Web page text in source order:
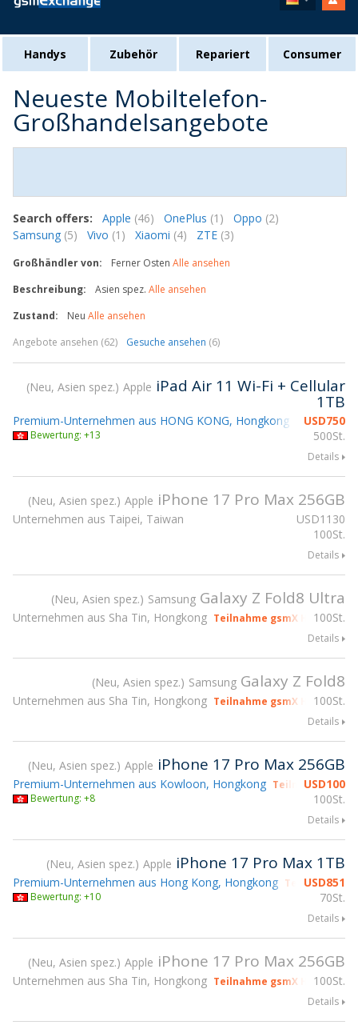
Handys Zubehör Repariert Consumer
Neueste Mobiltelefon-
Großhandelsangebote
Search offers: Apple (46) OnePlus (1) Oppo (2)
Samsung (5) Vivo (1) Xiaomi (4) ZTE (3)
Großhändler von: Ferner Osten Alle ansehen
Beschreibung:
Asien spez. Alle ansehen
Zustand:
Neu Alle ansehen
Angebote ansehen (62)
Gesuche ansehen (6)
Neu, Asien spez. Apple iPad Air 11 Wi-Fi + Cellular
1TB
USD750
500St.
Premium-Unternehmen aus HONG KONG, Hongkong
Teilnahme
Bewertung: +13
Details
Neu, Asien spez. Apple iPhone 17 Pro Max 256GB
USD1130
100St.
Unternehmen aus Taipei, Taiwan
Details
Neu, Asien spez. Samsung Galaxy Z Fold8 Ultra
100St.
Unternehmen aus Sha Tin, Hongkong Teilnahme gsmX Hong Kong
Details
Neu, Asien spez. Samsung Galaxy Z Fold8
100St.
Unternehmen aus Sha Tin, Hongkong Teilnahme gsmX Hong Kong
Details
Neu, Asien spez. Apple iPhone 17 Pro Max 256GB
USD100
100St.
Premium-Unternehmen aus Kowloon, Hongkong Teilnahme
Bewertung: +8
Details
Neu, Asien spez. Apple iPhone 17 Pro Max 1TB
USD851
70St.
Premium-Unternehmen aus Hong Kong, Hongkong Teilnahme
Bewertung: +10
Details
Neu, Asien spez. Apple iPhone 17 Pro Max 256GB
100St.
Unternehmen aus Sha Tin, Hongkong Teilnahme gsmX Hong Kong
Details